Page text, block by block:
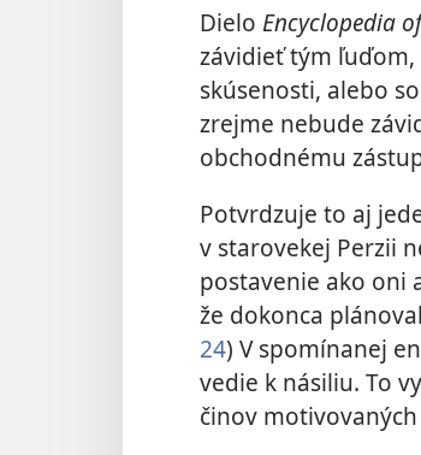
Dielo Encyclopedia
závidieť tým ľuďom,
skúsenosti, alebo
zrejme nebude
obchodnému
Potvrdzuje to aj
v starovekej Perzii
postavenie ako oni
že dokonca
24) V spomínanej
vedie k násiliu. To
činov